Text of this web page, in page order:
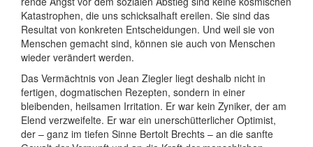
Kata­strophen, die uns schicksal­haft ereilen. Sie sind das
Resultat von konkreten Ent­schei­dungen. Und weil sie von
Menschen gemacht sind, können sie auch von Menschen
wieder verändert werden.
Das Vermächtnis von Jean Ziegler liegt deshalb nicht in
fertigen, dogma­ti­schen Rezepten, sondern in einer
bleibenden, heilsamen Irritation. Er war kein Zyniker, der am
Elend verzweifelte. Er war ein uner­schütter­licher Optimist,
der – ganz im tiefen Sinne Bertolt Brechts – an die sanfte